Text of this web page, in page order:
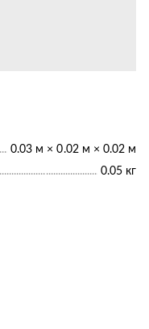
0.03 м × 0.02 м × 0.02 м
0.05 кг